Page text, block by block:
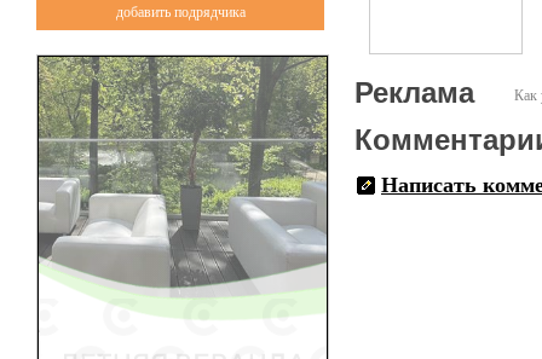
добавить подрядчика
Как
Реклама
Написать